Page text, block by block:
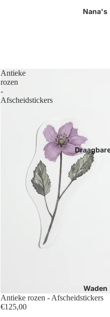
Nana's
Waden
Antieke
rozen
-
Afscheidstickers
Antieke rozen - Afscheidstickers
€125,00